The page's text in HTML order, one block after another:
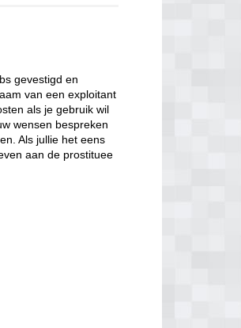
gevestigd en
van een exploitant
als je gebruik wil
wensen bespreken
Als jullie het eens
aan de prostituee